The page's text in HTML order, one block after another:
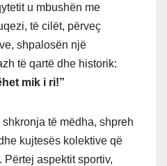
u mbushën me
të cilët, përveç
shpalosën një
të qartë dhe historik:
mik i ri!”
të mëdha, shpreh
kujtesës kolektive që
aspektit sportiv,